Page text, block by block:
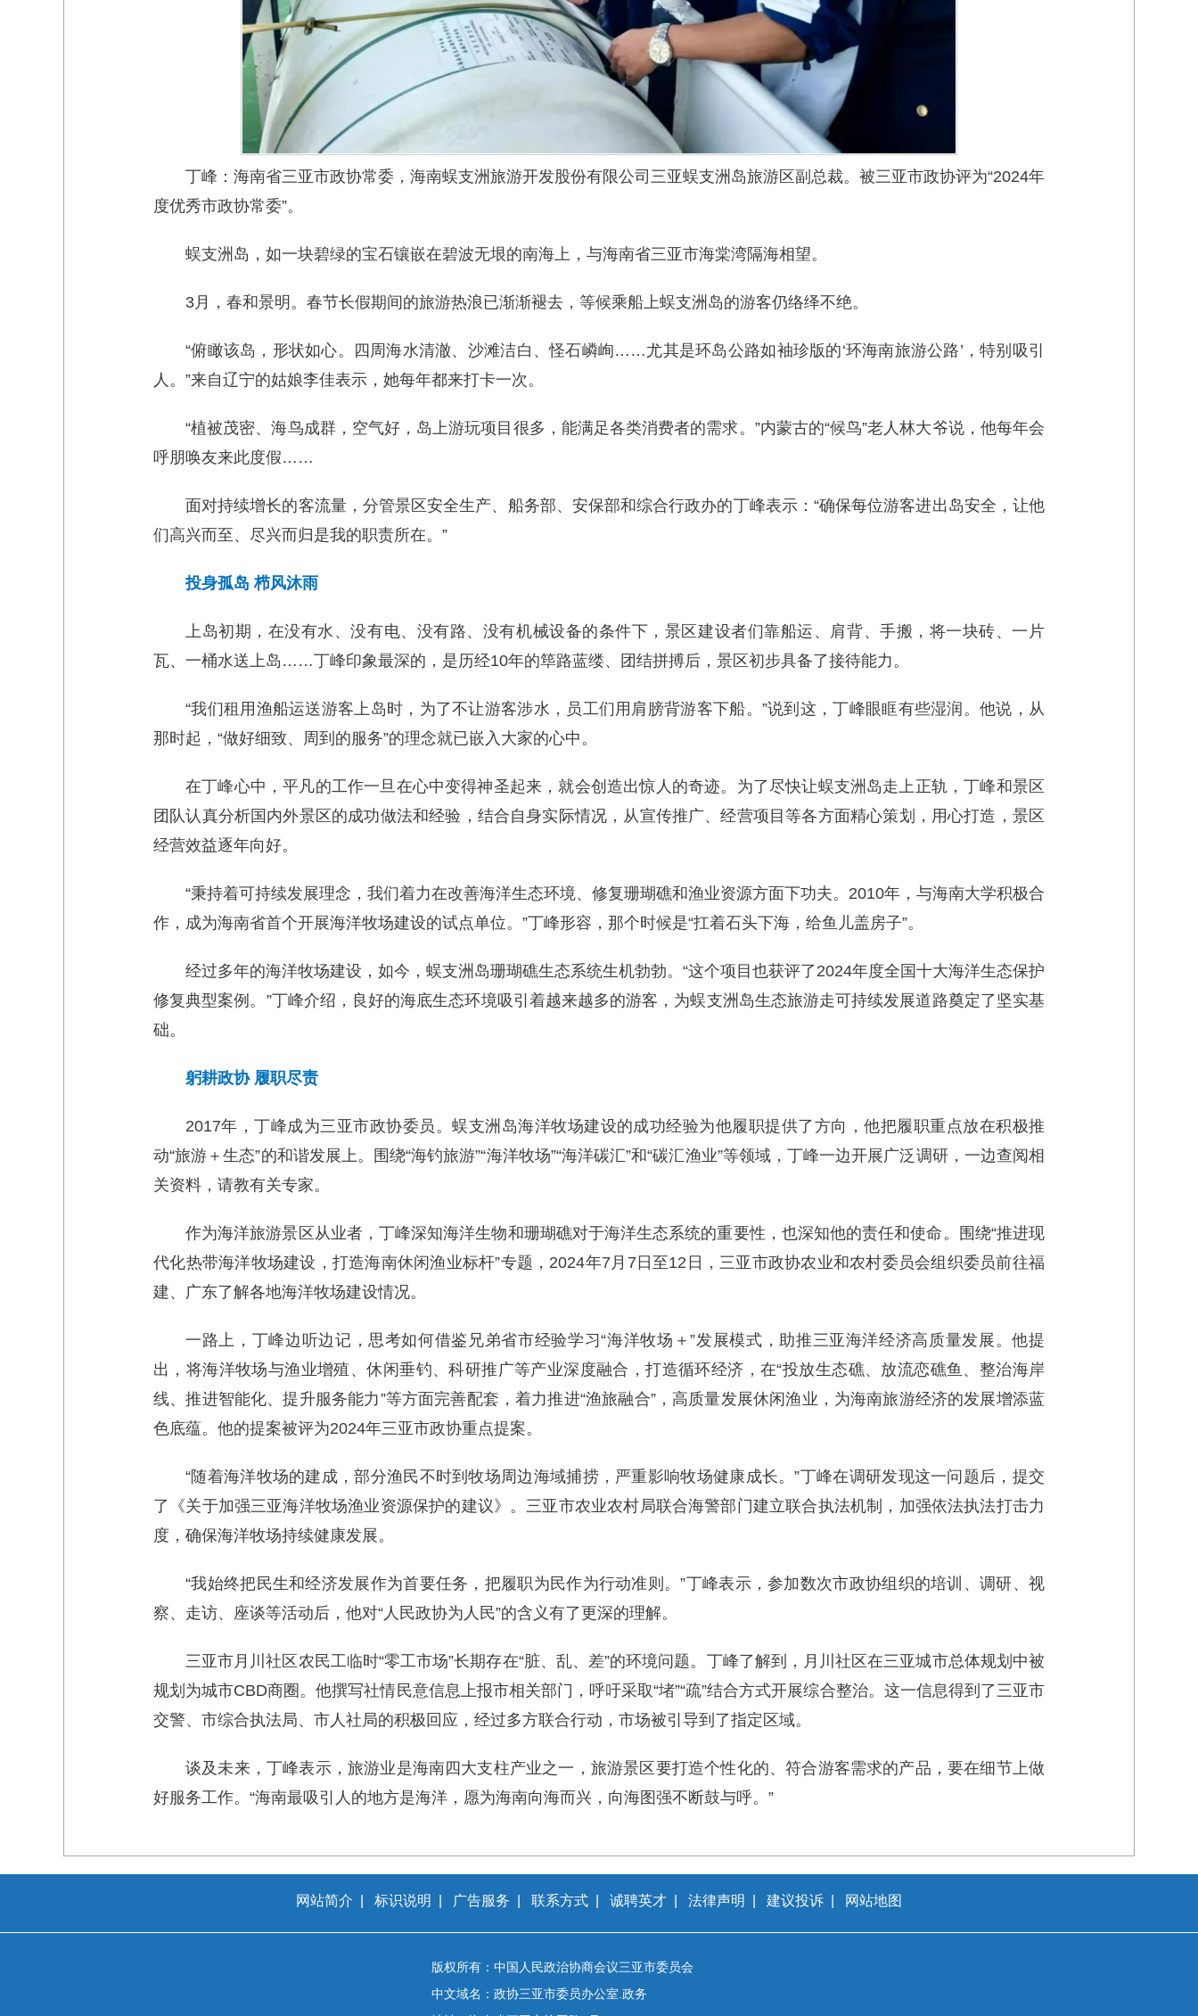
丁峰：海南省三亚市政协常委，海南蜈支洲旅游开发股份有限公司三亚蜈支洲岛旅游区副总裁。被三亚市政协评为“2024年
度优秀市政协常委”。
蜈支洲岛，如一块碧绿的宝石镶嵌在碧波无垠的南海上，与海南省三亚市海棠湾隔海相望。
3月，春和景明。春节长假期间的旅游热浪已渐渐褪去，等候乘船上蜈支洲岛的游客仍络绎不绝。
“俯瞰该岛，形状如心。四周海水清澈、沙滩洁白、怪石嶙峋……尤其是环岛公路如袖珍版的‘环海南旅游公路’，特别吸引
人。”来自辽宁的姑娘李佳表示，她每年都来打卡一次。
“植被茂密、海鸟成群，空气好，岛上游玩项目很多，能满足各类消费者的需求。”内蒙古的“候鸟”老人林大爷说，他每年会
呼朋唤友来此度假……
面对持续增长的客流量，分管景区安全生产、船务部、安保部和综合行政办的丁峰表示：“确保每位游客进出岛安全，让他
们高兴而至、尽兴而归是我的职责所在。”
投身孤岛 栉风沐雨
上岛初期，在没有水、没有电、没有路、没有机械设备的条件下，景区建设者们靠船运、肩背、手搬，将一块砖、一片
瓦、一桶水送上岛……丁峰印象最深的，是历经10年的筚路蓝缕、团结拼搏后，景区初步具备了接待能力。
“我们租用渔船运送游客上岛时，为了不让游客涉水，员工们用肩膀背游客下船。”说到这，丁峰眼眶有些湿润。他说，从
那时起，“做好细致、周到的服务”的理念就已嵌入大家的心中。
在丁峰心中，平凡的工作一旦在心中变得神圣起来，就会创造出惊人的奇迹。为了尽快让蜈支洲岛走上正轨，丁峰和景区
团队认真分析国内外景区的成功做法和经验，结合自身实际情况，从宣传推广、经营项目等各方面精心策划，用心打造，景区
经营效益逐年向好。
“秉持着可持续发展理念，我们着力在改善海洋生态环境、修复珊瑚礁和渔业资源方面下功夫。2010年，与海南大学积极合
作，成为海南省首个开展海洋牧场建设的试点单位。”丁峰形容，那个时候是“扛着石头下海，给鱼儿盖房子”。
经过多年的海洋牧场建设，如今，蜈支洲岛珊瑚礁生态系统生机勃勃。“这个项目也获评了2024年度全国十大海洋生态保护
修复典型案例。”丁峰介绍，良好的海底生态环境吸引着越来越多的游客，为蜈支洲岛生态旅游走可持续发展道路奠定了坚实基
础。
躬耕政协 履职尽责
2017年，丁峰成为三亚市政协委员。蜈支洲岛海洋牧场建设的成功经验为他履职提供了方向，他把履职重点放在积极推
动“旅游＋生态”的和谐发展上。围绕“海钓旅游”“海洋牧场”“海洋碳汇”和“碳汇渔业”等领域，丁峰一边开展广泛调研，一边查阅相
关资料，请教有关专家。
作为海洋旅游景区从业者，丁峰深知海洋生物和珊瑚礁对于海洋生态系统的重要性，也深知他的责任和使命。围绕“推进现
代化热带海洋牧场建设，打造海南休闲渔业标杆”专题，2024年7月7日至12日，三亚市政协农业和农村委员会组织委员前往福
建、广东了解各地海洋牧场建设情况。
一路上，丁峰边听边记，思考如何借鉴兄弟省市经验学习“海洋牧场＋”发展模式，助推三亚海洋经济高质量发展。他提
出，将海洋牧场与渔业增殖、休闲垂钓、科研推广等产业深度融合，打造循环经济，在“投放生态礁、放流恋礁鱼、整治海岸
线、推进智能化、提升服务能力”等方面完善配套，着力推进“渔旅融合”，高质量发展休闲渔业，为海南旅游经济的发展增添蓝
色底蕴。他的提案被评为2024年三亚市政协重点提案。
“随着海洋牧场的建成，部分渔民不时到牧场周边海域捕捞，严重影响牧场健康成长。”丁峰在调研发现这一问题后，提交
了《关于加强三亚海洋牧场渔业资源保护的建议》。三亚市农业农村局联合海警部门建立联合执法机制，加强依法执法打击力
度，确保海洋牧场持续健康发展。
“我始终把民生和经济发展作为首要任务，把履职为民作为行动准则。”丁峰表示，参加数次市政协组织的培训、调研、视
察、走访、座谈等活动后，他对“人民政协为人民”的含义有了更深的理解。
三亚市月川社区农民工临时“零工市场”长期存在“脏、乱、差”的环境问题。丁峰了解到，月川社区在三亚城市总体规划中被
规划为城市CBD商圈。他撰写社情民意信息上报市相关部门，呼吁采取“堵”“疏”结合方式开展综合整治。这一信息得到了三亚市
交警、市综合执法局、市人社局的积极回应，经过多方联合行动，市场被引导到了指定区域。
谈及未来，丁峰表示，旅游业是海南四大支柱产业之一，旅游景区要打造个性化的、符合游客需求的产品，要在细节上做
好服务工作。“海南最吸引人的地方是海洋，愿为海南向海而兴，向海图强不断鼓与呼。”
网站简介 标识说明 广告服务 联系方式 诚聘英才 法律声明 建议投诉 网站地图
版权所有：中国人民政治协商会议三亚市委员会
中文域名：政协三亚市委员办公室.政务